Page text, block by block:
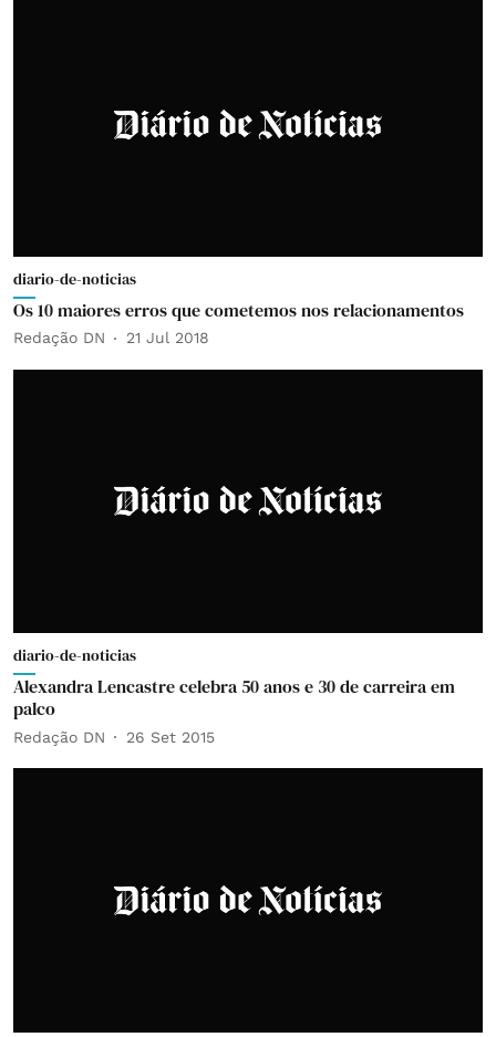
diario-de-noticias
Os 10 maiores erros que cometemos nos relacionamentos
Redação DN 21 Jul 2018
diario-de-noticias
Alexandra Lencastre celebra 50 anos e 30 de carreira em
palco
Redação DN 26 Set 2015